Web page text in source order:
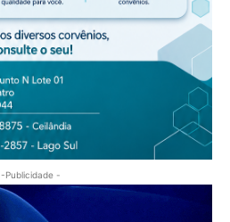
-Publicidade -